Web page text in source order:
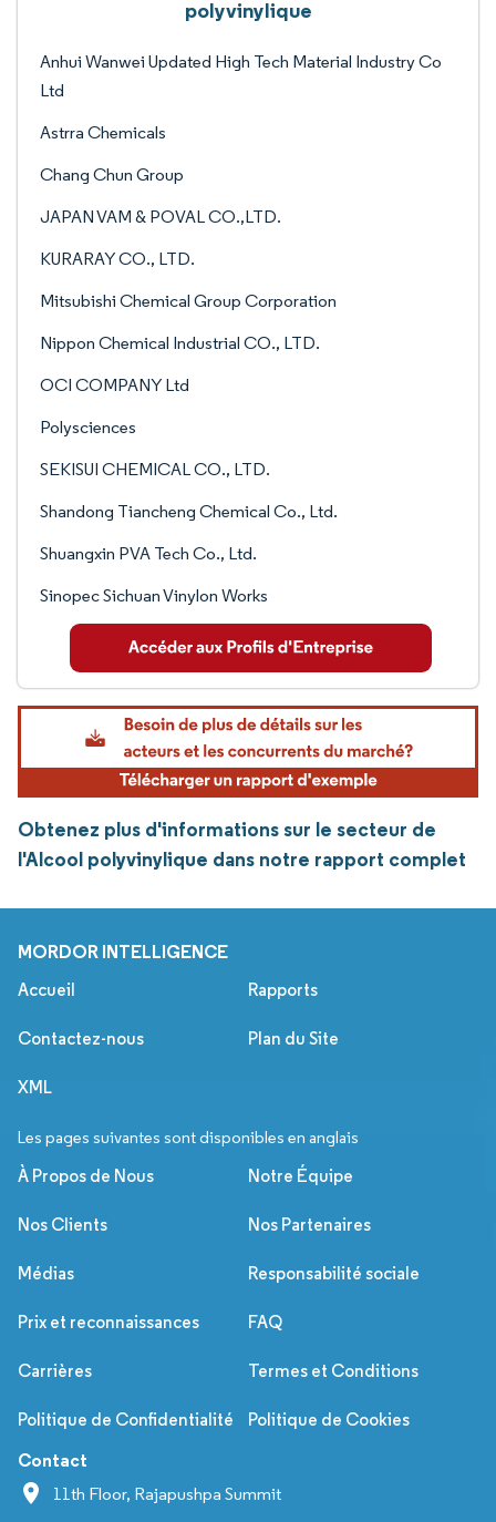
polyvinylique
Anhui Wanwei Updated High Tech Material Industry Co
Ltd
Astrra Chemicals
Chang Chun Group
JAPAN VAM & POVAL CO.,LTD.
KURARAY CO., LTD.
Mitsubishi Chemical Group Corporation
Nippon Chemical Industrial CO., LTD.
OCI COMPANY Ltd
Polysciences
SEKISUI CHEMICAL CO., LTD.
Shandong Tiancheng Chemical Co., Ltd.
Shuangxin PVA Tech Co., Ltd.
Sinopec Sichuan Vinylon Works
Obtenez plus d'informations sur le secteur de
l'Alcool polyvinylique dans notre rapport complet
MORDOR INTELLIGENCE
Accueil Rapports
Contactez-nous Plan du Site
XML
Les pages suivantes sont disponibles en anglais
À Propos de Nous Notre Équipe
Nos Clients Nos Partenaires
Médias Responsabilité sociale
Prix et reconnaissances FAQ
Carrières Termes et Conditions
Politique de Confidentialité Politique de Cookies
Contact
11th Floor, Rajapushpa Summit